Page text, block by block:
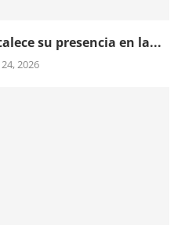
su presencia en la...
2026